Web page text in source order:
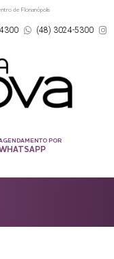
de Florianópolis
(48) 3024-5300
POR